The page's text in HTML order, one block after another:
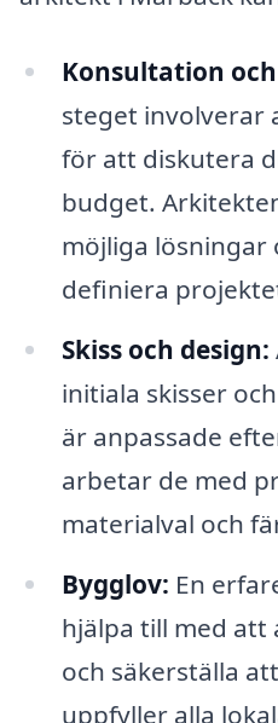
Konsultation
steget involverar
för att diskutera
budget.
möjliga lösningar
definiera
Skiss och design:
initiala skisser
är anpassade
arbetar de med
materialval och
Bygglov: En
hjälpa till med att
och säkerställa
uppfyller alla